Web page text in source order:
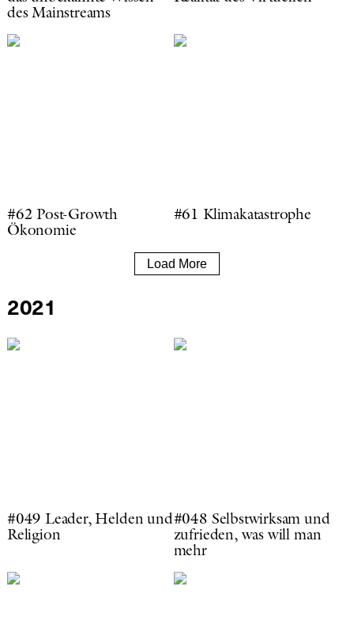
des Mainstreams
#62 Post-Growth
Ökonomie
#61 Klimakatastrophe
Load More
2021
#049 Leader, Helden und
Religion
#048 Selbstwirksam und
zufrieden, was will man
mehr